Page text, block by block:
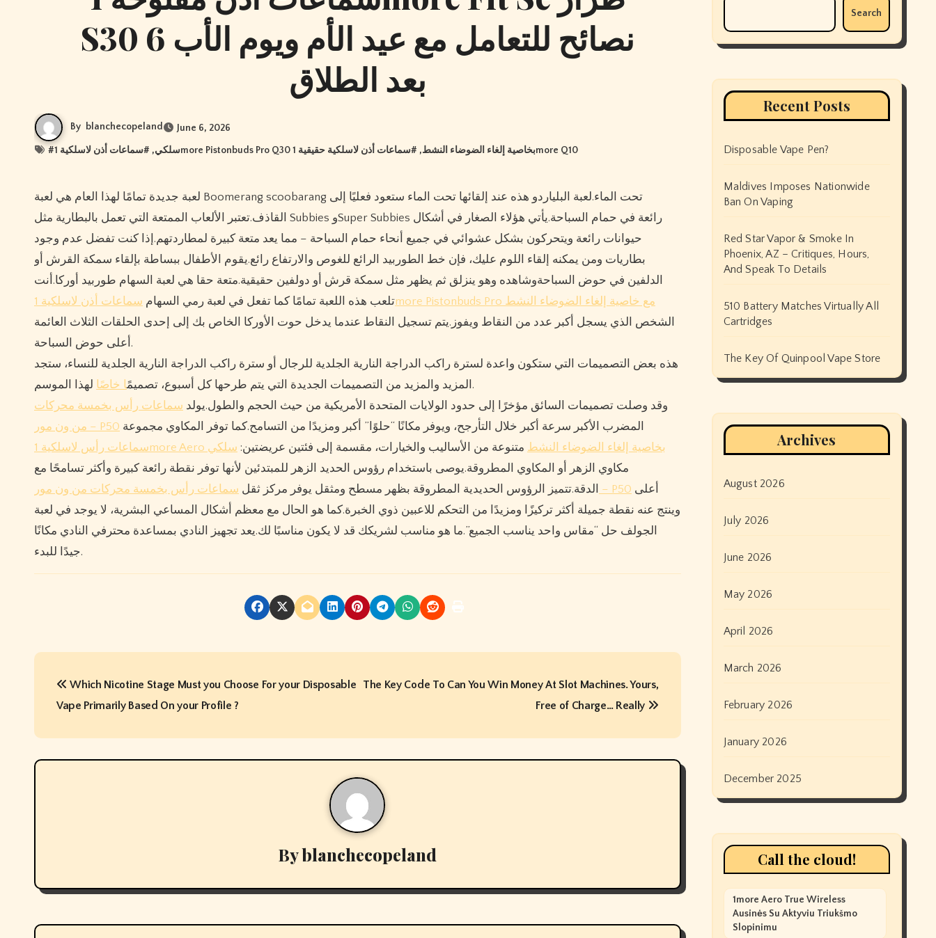
S30 6 نصائح للتعامل مع عيد الأم ويوم الأب
بعد الطلاق
By blanchecopeland June 6, 2026
# سلكي, # سماعات أذن لاسلكية 1more Pistonbuds Pro Q30 بخاصية إلغاء الضوضاء النشط, # سماعات أذن لاسلكية حقيقية 1more Q10
لعبة جديدة تمامًا لهذا العام هي لعبة Boomerang scoobarang تحت الماء.لعبة البلياردو هذه عند إلقائها تحت الماء ستعود فعليًا إلى
القاذف.تعتبر الألعاب الممتعة التي تعمل بالبطارية مثل Subbies وSuper Subbies رائعة في حمام السباحة.يأتي هؤلاء الصغار في أشكال
حيوانات رائعة ويتحركون بشكل عشوائي في جميع أنحاء حمام السباحة – مما يعد متعة كبيرة لمطاردتهم.إذا كنت تفضل عدم وجود
بطاريات ومن يمكنه إلقاء اللوم عليك، فإن خط الطوربيد الرائع للغوص والارتفاع رائع.يقوم الأطفال ببساطة بإلقاء سمكة القرش أو
الدلفين في حوض السباحةوشاهده وهو ينزلق ثم يظهر مثل سمكة قرش أو دولفين حقيقية.متعة حقا هي لعبة السهام طوربيد أوركا.أنت
تلعب هذه اللعبة تمامًا كما تفعل في لعبة رمي السهام
سماعات أذن لاسلكية 1more Pistonbuds Pro مع خاصية إلغاء الضوضاء النشط
الشخص الذي يسجل أكبر عدد من النقاط ويفوز.يتم تسجيل النقاط عندما يدخل حوت الأوركا الخاص بك إلى إحدى الحلقات الثلاث العائمة
أعلى حوض السباحة.
هذه بعض التصميمات التي ستكون واعدة لسترة راكب الدراجة النارية الجلدية للرجال أو سترة راكب الدراجة النارية الجلدية للنساء، ستجد
المزيد والمزيد من التصميمات الجديدة التي يتم طرحها كل أسبوع، تصميمًا خاصًا
لهذا الموسم.
وقد وصلت تصميمات السائق مؤخرًا إلى حدود الولايات المتحدة الأمريكية من حيث الحجم والطول.يولد سماعات رأس بخمسة محركات
من ون مور – P50 المضرب الأكبر سرعة أكبر خلال التأرجح، ويوفر مكانًا “حلوًا” أكبر ومزيدًا من التسامح.كما توفر المكاوي مجموعة
سماعات رأس لاسلكية 1more Aero بخاصية إلغاء الضوضاء النشط متنوعة من الأساليب والخيارات، مقسمة إلى فئتين عريضتين: سلكي
مكاوي الزهر أو المكاوي المطروقة.يوصى باستخدام رؤوس الحديد الزهر للمبتدئين لأنها توفر نقطة رائعة كبيرة وأكثر تسامحًا مع
الدقة.تتميز الرؤوس الحديدية المطروقة بظهر مسطح ومثقل يوفر مركز ثقل
سماعات رأس بخمسة محركات من ون مور – P50
وينتج عنه نقطة جميلة أكثر تركيزًا ومزيدًا من التحكم للاعبين ذوي الخبرة.كما هو الحال مع معظم أشكال المساعي البشرية، لا يوجد في لعبة
الجولف حل “مقاس واحد يناسب الجميع”.ما هو مناسب لشريكك قد لا يكون مناسبًا لك.يعد تجهيز النادي بمساعدة محترفي النادي مكانًا
جيدًا للبدء.
P
t
g
a
Which Nicotine Stage Must you Choose For your Disposable
Vape Primarily Based On your Profile ?
The Key Code To Can You Win Money At Slot Machines. Yours,
Free of Charge… Really
Byblanchecopeland
Search
Recent Posts
Disposable Vape Pen?
Maldives Imposes Nationwide
Ban On Vaping
Red Star Vapor & Smoke In
Phoenix, AZ – Critiques, Hours,
And Speak To Details
510 Battery Matches Virtually All
Cartridges
The Key Of Quinpool Vape Store
Archives
August 2026
July 2026
June 2026
May 2026
April 2026
March 2026
February 2026
January 2026
December 2025
Call the cloud!
1more Aero True Wireless
Ausinės Su Aktyviu Triukšmo
Slopinimu